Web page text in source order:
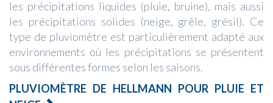
les précipitations liquides (pluie, bruine), mais aussi
les précipitations solides (neige, grêle, grésil). Ce
type de pluviomètre est particulièrement adapté aux
environnements où les précipitations se présentent
sous différentes formes selon les saisons.
PLUVIOMÈTRE DE HELLMANN POUR PLUIE ET